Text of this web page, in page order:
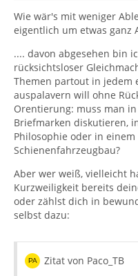
Wie wär's mit weniger
eigentlich um etwas ganz
.... davon abgesehen bin
rücksichtsloser
Themen partout in jedem
auspalavern will ohne
Orentierung: muss man
Briefmarken diskutieren,
Philosophie oder in
Schienenfahrzeugbau?
Aber wer weiß, vielleicht
Kurzweiligkeit bereits
oder zählst dich in
selbst dazu:
Zitat von Paco_TB